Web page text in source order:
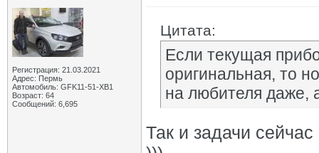
Регистрация: 21.03.2021
Адрес: Пермь
Автомобиль: GFK11-51-ХВ1
Возраст: 64
Сообщений: 6,695
Цитата:
Если текущая
оригинальная, то
на любителя даже,
Так и задачи